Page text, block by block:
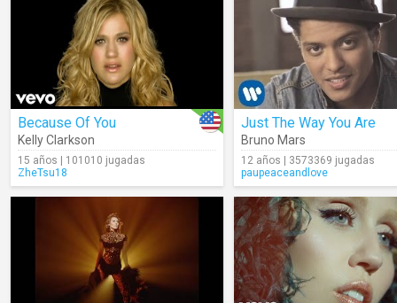
Because Of You
Kelly Clarkson
15 años | 101010 jugadas
ZheTsu18
Just The Way You Are
Bruno Mars
12 años | 3573369 jugadas
paupeaceandlove